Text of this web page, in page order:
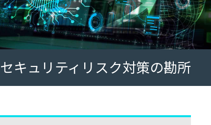
キュリティリスク対策の勘所